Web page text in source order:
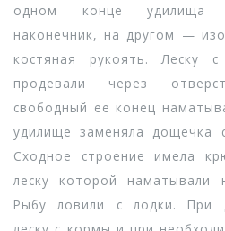
одном конце удилища
наконечник, на другом —
костяная рукоять. Леску
продевали через
свободный ее конец
удилище заменяла дощечка
Сходное строение имела
леску которой наматывали
Рыбу ловили с лодки. При